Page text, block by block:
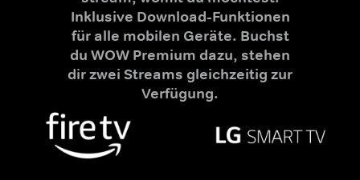
Inklusive Download-Funktionen
für alle mobilen Geräte. Buchst
du WOW Premium dazu, stehen
dir zwei Streams gleichzeitig zur
Verfügung.